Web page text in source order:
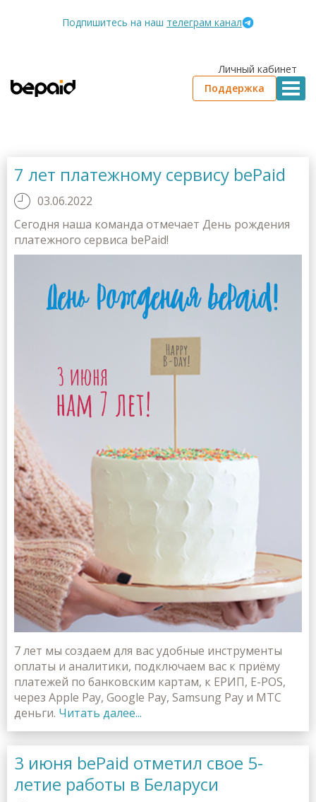
Подпишитесь на наш телеграм канал
Поддержка
Личный кабинет
7 лет платежному сервису bePaid
03.06.2022
Сегодня наша команда отмечает День рождения
платежного сервиса bePaid!
7 лет мы создаем для вас удобные инструменты
оплаты и аналитики, подключаем вас к приёму
платежей по банковским картам, к ЕРИП, E-POS,
через Apple Pay, Google Pay, Samsung Pay и МТС
деньги. Читать далее...
3 июня bePaid отметил свое 5-
летие работы в Беларуси